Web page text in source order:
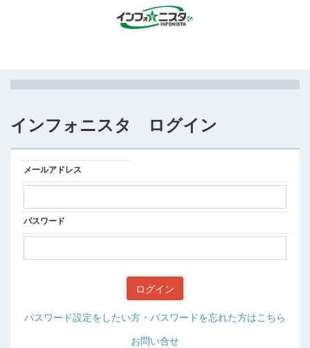
インフォニスタ ログイン
メールアドレス
パスワード
パスワード設定をしたい方・パスワードを忘れた方はこちら
お問い合せ